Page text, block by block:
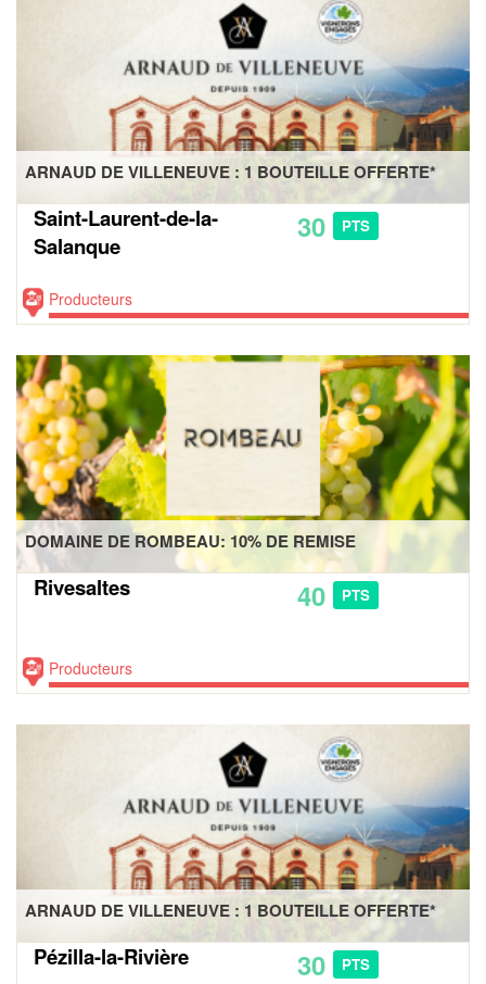
ARNAUD DE VILLENEUVE : 1 BOUTEILLE OFFERTE*
Saint-Laurent-de-la-
Salanque
30 PTS
Producteurs
DOMAINE DE ROMBEAU: 10% DE REMISE
Rivesaltes 40 PTS
Producteurs
ARNAUD DE VILLENEUVE : 1 BOUTEILLE OFFERTE*
Pézilla-la-Rivière 30 PTS